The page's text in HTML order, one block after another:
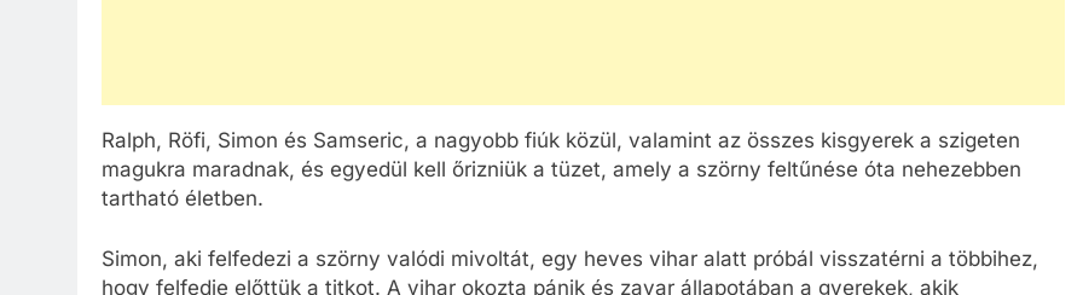
Ralph, Röfi, Simon és Samseric, a nagyobb fiúk közül, valamint az összes kisgyerek a szigeten
magukra maradnak, és egyedül kell őrizniük a tüzet, amely a szörny feltűnése óta nehezebben
tartható életben.
Simon, aki felfedezi a szörny valódi mivoltát, egy heves vihar alatt próbál visszatérni a többihez,
hogy felfedje előttük a titkot. A vihar okozta pánik és zavar állapotában a gyerekek, akik